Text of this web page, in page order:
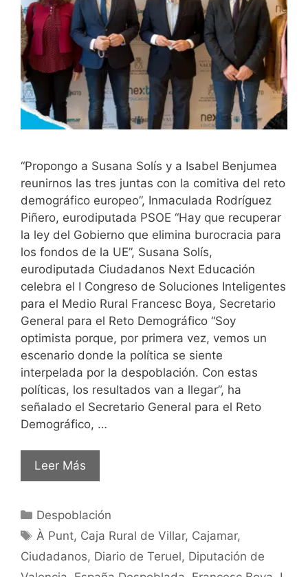
“Propongo a Susana Solís y a Isabel Benjumea
reunirnos las tres juntas con la comitiva del reto
demográfico europeo”, Inmaculada Rodríguez
Piñero, eurodiputada PSOE “Hay que recuperar
la ley del Gobierno que elimina burocracia para
los fondos de la UE”, Susana Solís,
eurodiputada Ciudadanos Next Educación
celebra el I Congreso de Soluciones Inteligentes
para el Medio Rural Francesc Boya, Secretario
General para el Reto Demográfico “Soy
optimista porque, por primera vez, vemos un
escenario donde la política se siente
interpelada por la despoblación. Con estas
políticas, los resultados van a llegar”, ha
señalado el Secretario General para el Reto
Demográfico, …
Leer Más
Despoblación
À Punt, Caja Rural de Villar, Cajamar,
Ciudadanos, Diario de Teruel, Diputación de